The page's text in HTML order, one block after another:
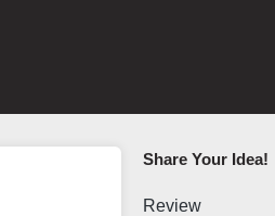
Share Your Idea!​
Review